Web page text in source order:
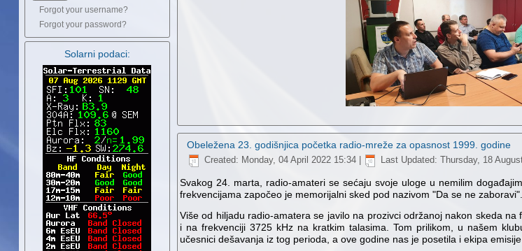
Forgot your username?
Forgot your password?
Solarni podaci:
Obeležena 23. godišnjica početka radio-mreže za opasnost 1999. godine
Created: Monday, 04 April 2022 15:34| Last Updated: Thursday, 18
Svakog 24. marta, radio-amateri se sećaju svoje uloge u nemilim
frekvencijama započeo je memorijalni sked pod nazivom "Da se ne zaboravi".
Više od hiljadu radio-amatera se javilo na prozivci održanoj nakon skeda
i na frekvenciji 3725 kHz na kratkim talasima. Tom prilikom, u našem
učesnici dešavanja iz tog perioda, a ove godine nas je posetila i ekipa